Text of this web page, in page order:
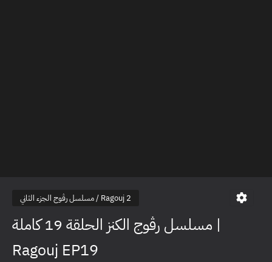
مسلسل رڤوج الجزء الثاني / Ragouj 2
مسلسل رڤوج الكنز الحلقة 19 كاملة |
Ragouj EP19